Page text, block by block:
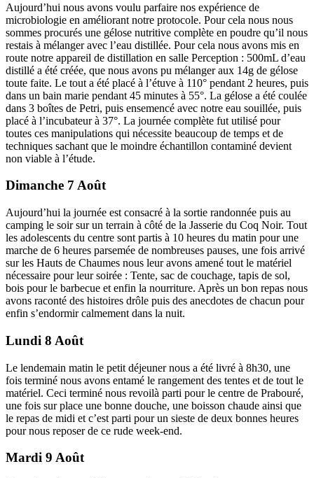
Aujourd’hui nous avons voulu parfaire nos expérience de
microbiologie en améliorant notre protocole. Pour cela nous nous
sommes procurés une gélose nutritive complète en poudre qu’il nous
restais à mélanger avec l’eau distillée. Pour cela nous avons mis en
route notre appareil de distillation en salle Perception : 500mL d’eau
distillé a été créée, que nous avons pu mélanger aux 14g de gélose
toute faite. Le tout a été placé à l’étuve à 110° pendant 2 heures, puis
dans un bain marie pendant 45 minutes à 55°. La gélose a été coulée
dans 3 boîtes de Petri, puis ensemencé avec notre eau souillée, puis
placé à l’incubateur à 37°. La journée complète fut utilisé pour
toutes ces manipulations qui nécessite beaucoup de temps et de
techniques sachant que le moindre échantillon contaminé devient
non viable à l’étude.
Dimanche 7 Août
Aujourd’hui la journée est consacré à la sortie randonnée puis au
camping le soir sur un terrain à côté de la Jasserie du Coq Noir. Tout
les adolescents du centre sont partis à 10 heures du matin pour une
marche de 6 heures parsemée de nombreuses pauses, une fois arrivé
sur les Hauts de Chaumes nous leur avons amené tout le matériel
nécessaire pour leur soirée : Tente, sac de couchage, tapis de sol,
bois pour le barbecue et enfin la nourriture. Après un bon repas nous
avons raconté des histoires drôle puis des anecdotes de chacun pour
enfin s’endormir calmement dans la nuit.
Lundi 8 Août
Le lendemain matin le petit déjeuner nous a été livré à 8h30, une
fois terminé nous avons entamé le rangement des tentes et de tout le
matériel. Ceci terminé nous revoilà parti pour le centre de Prabouré,
une fois sur place une bonne douche, une boisson chaude ainsi que
le repas de midi et c’est parti pour un sieste de deux bonnes heures
pour nous reposer de ce rude week-end.
Mardi 9 Août